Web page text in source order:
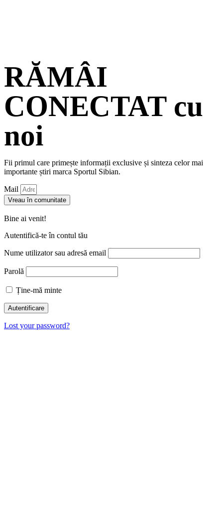
RĂMÂI
CONECTAT cu
noi
Fii primul care primește informații exclusive și sinteza celor mai
importante știri marca Sportul Sibian.
Mail
Vreau în comunitate
Bine ai venit!
Autentifică-te în contul tău
Nume utilizator sau adresă email
Parolă
Ține-mă minte
Lost your password?